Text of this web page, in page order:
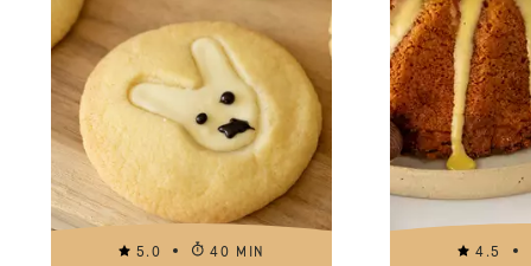
5.0
40 MIN
4.5